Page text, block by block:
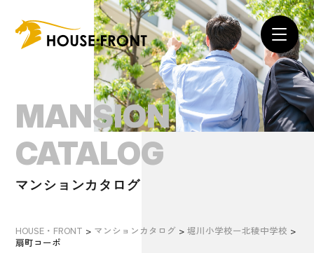
MANSION
CATALOG
マンションカタログ
HOUSE・FRONT > マンションカタログ >堀川小学校ー北稜中学校 >
扇町コーポ